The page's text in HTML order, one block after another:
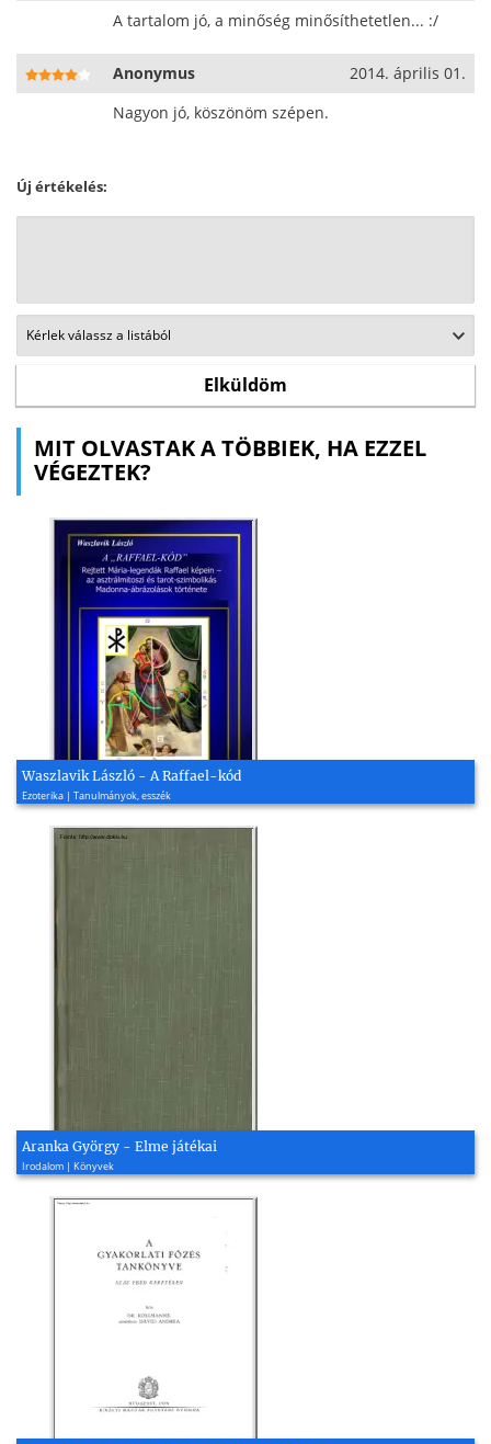
A tartalom jó, a minőség minősíthetetlen... :/
Anonymus
2014. április 01.
Nagyon jó, köszönöm szépen.
Új értékelés:
MIT OLVASTAK A TÖBBIEK, HA EZZEL
VÉGEZTEK?
Waszlavik László - A Raffael-kód
Ezoterika | Tanulmányok, esszék
Aranka György - Elme játékai
Irodalom | Könyvek